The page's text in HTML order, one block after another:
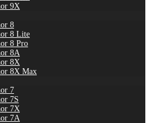
9X
8
8 Lite
8 Pro
8A
8X
8X Max
7
7S
7X
7A